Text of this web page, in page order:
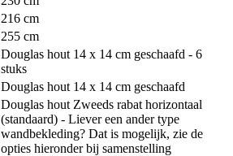
216 cm
255 cm
Douglas hout 14 x 14 cm geschaafd - 6
stuks
Douglas hout 14 x 14 cm geschaafd
Douglas hout Zweeds rabat horizontaal
(standaard) - Liever een ander type
wandbekleding? Dat is mogelijk, zie de
opties hieronder bij samenstelling